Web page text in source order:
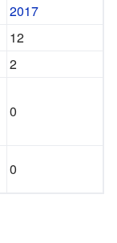
2017
12
2
0
0